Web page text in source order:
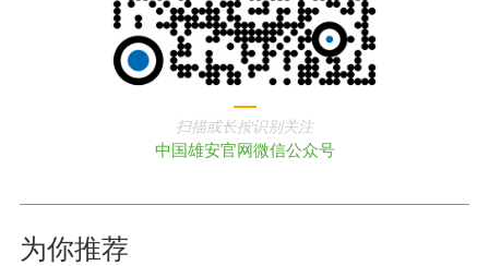
扫描或长按识别关注
中国雄安官网微信公众号
为你推荐